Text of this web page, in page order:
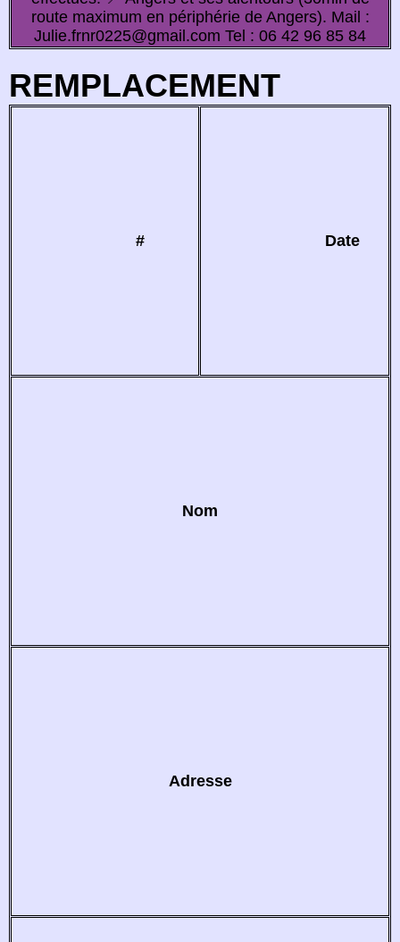
route maximum en périphérie de Angers). Mail :
Julie.frnr0225@gmail.com Tel : 06 42 96 85 84
REMPLACEMENT
# Date
Nom
Adresse